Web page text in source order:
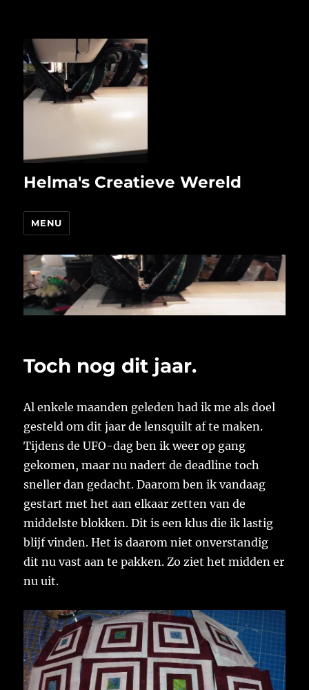
Helma's Creatieve Wereld
MENU
Toch nog dit jaar.
Al enkele maanden geleden had ik me als doel
gesteld om dit jaar de lensquilt af te maken.
Tijdens de UFO-dag ben ik weer op gang
gekomen, maar nu nadert de deadline toch
sneller dan gedacht. Daarom ben ik vandaag
gestart met het aan elkaar zetten van de
middelste blokken. Dit is een klus die ik lastig
blijf vinden. Het is daarom niet onverstandig
dit nu vast aan te pakken. Zo ziet het midden er
nu uit.